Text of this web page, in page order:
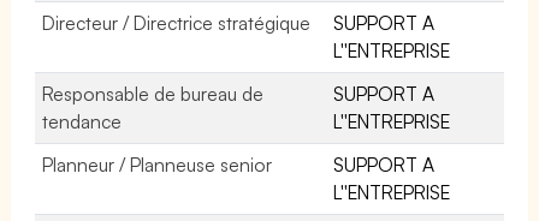
Directeur / Directrice stratégique
SUPPORT A
L''ENTREPRISE
Responsable de bureau de
tendance
SUPPORT A
L''ENTREPRISE
Planneur / Planneuse senior
SUPPORT A
L''ENTREPRISE